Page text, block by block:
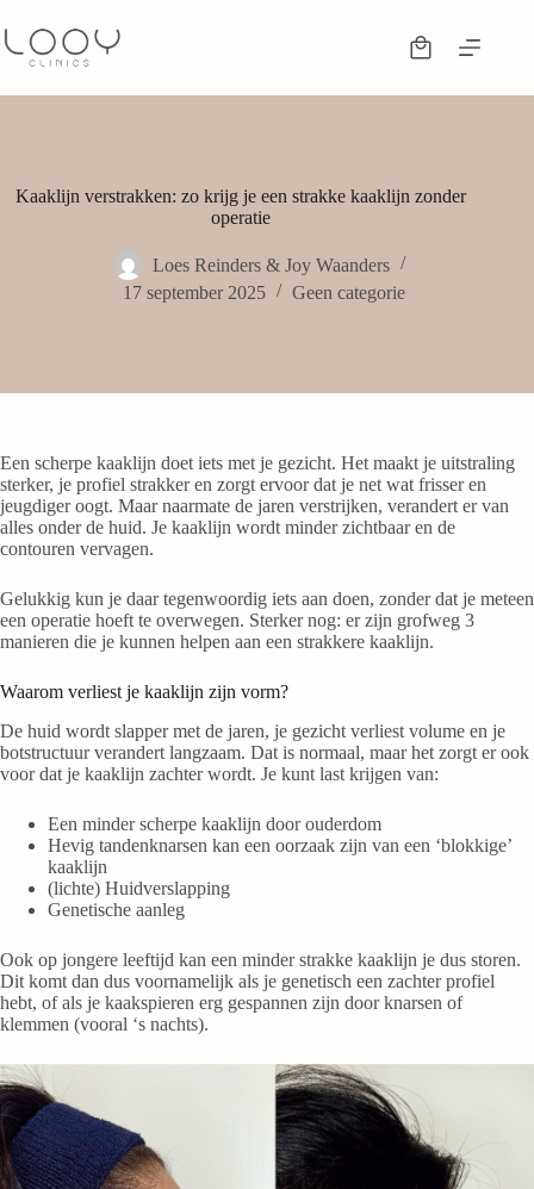
Kaaklijn verstrakken: zo krijg je een strakke kaaklijn zonder
operatie
Loes Reinders & Joy Waanders
17 september 2025
Geen categorie
Een scherpe kaaklijn doet iets met je gezicht. Het maakt je uitstraling
sterker, je profiel strakker en zorgt ervoor dat je net wat frisser en
jeugdiger oogt. Maar naarmate de jaren verstrijken, verandert er van
alles onder de huid. Je kaaklijn wordt minder zichtbaar en de
contouren vervagen.
Gelukkig kun je daar tegenwoordig iets aan doen, zonder dat je meteen
een operatie hoeft te overwegen. Sterker nog: er zijn grofweg 3
manieren die je kunnen helpen aan een strakkere kaaklijn.
Waarom verliest je kaaklijn zijn vorm?
De huid wordt slapper met de jaren, je gezicht verliest volume en je
botstructuur verandert langzaam. Dat is normaal, maar het zorgt er ook
voor dat je kaaklijn zachter wordt. Je kunt last krijgen van:
Een minder scherpe kaaklijn door ouderdom
Hevig tandenknarsen kan een oorzaak zijn van een ‘blokkige’
kaaklijn
(lichte) Huidverslapping
Genetische aanleg
Ook op jongere leeftijd kan een minder strakke kaaklijn je dus storen.
Dit komt dan dus voornamelijk als je genetisch een zachter profiel
hebt, of als je kaakspieren erg gespannen zijn door knarsen of
klemmen (vooral ‘s nachts).